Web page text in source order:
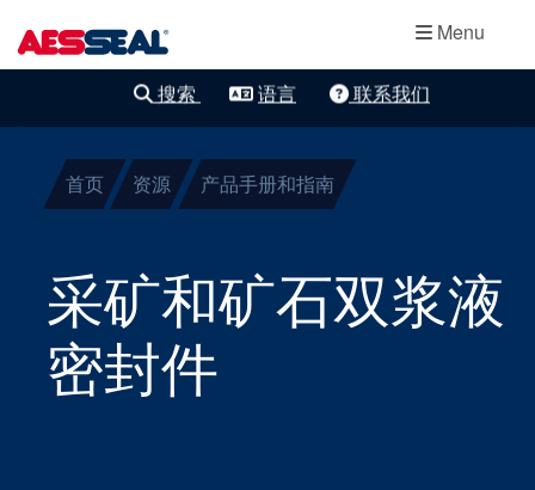
Menu
轴承保护器
集装式机械密
封
两部件密封
干气密封
盘根
密封辅助系统
搜索 语言 联系我们
首页 资源 产品手册和指南
采矿和矿石双浆液
密封件